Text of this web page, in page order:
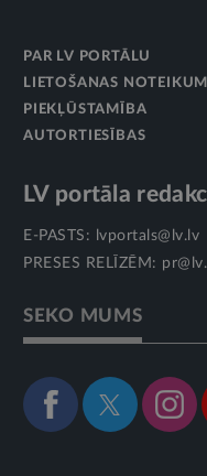
PAR LV PORTĀLU
LIETOŠANAS NOTEIKUMI
PIEKĻŪSTAMĪBA
AUTORTIESĪBAS
LV portāla
E-PASTS:
lvportals@lv.lv
PRESES RELĪZĒM:
SEKO MUMS